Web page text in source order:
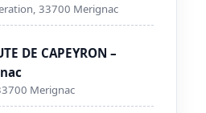
33700 Merignac
DE CAPEYRON –
Merignac